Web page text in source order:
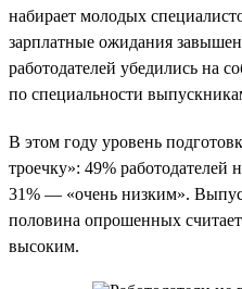
набирает молодых
зарплатные ожидания
работодателей убедились на
по специальности
В этом году уровень
троечку»: 49% работодателей
31% — «очень низким».
половина опрошенных
высоким.